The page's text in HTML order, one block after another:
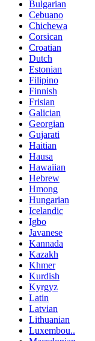
Bulgarian
Cebuano
Chichewa
Corsican
Croatian
Dutch
Estonian
Filipino
Finnish
Frisian
Galician
Georgian
Gujarati
Haitian
Hausa
Hawaiian
Hebrew
Hmong
Hungarian
Icelandic
Igbo
Javanese
Kannada
Kazakh
Khmer
Kurdish
Kyrgyz
Latin
Latvian
Lithuanian
Luxembou..